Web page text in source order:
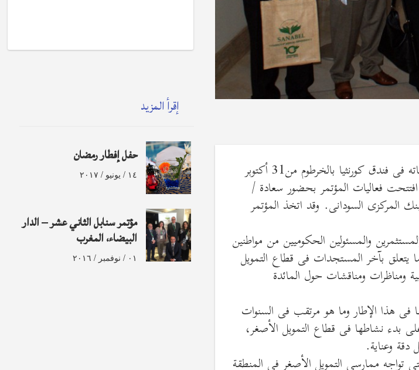
شارك وفد من الإدارة العليا بمؤسسة التضامن فى هذا المؤتمر الذى انعقدت جلساته فى فندق كورنثيا بالخرطوم من31 أكتوبر
وقد افتتحت فعاليات المؤتمر بحضور سعادة /
المركزى السودانى. وقد اتخذ المؤتمر
والمسئولين الحكوميين من مواطنين
يتعلق بآخر المستجدات فى قطاع التمويل
ومناقشات حول المائدة
فى هذا الإطار وما هو مرتقب فى السنوات
بدء نشاطها فى قطاع التمويل الأصغر،
وعناية.
تواجه ممارسى التمويل الأصغر فى المنطقة
إقرأ المزيد
حفل إفطار رمضان
١٤ / يونيو / ٢٠١٧
مؤتمر سنابل الثاني عشر – الدار
البيضاء، المغرب
٠١ / نوفمبر / ٢٠١٦